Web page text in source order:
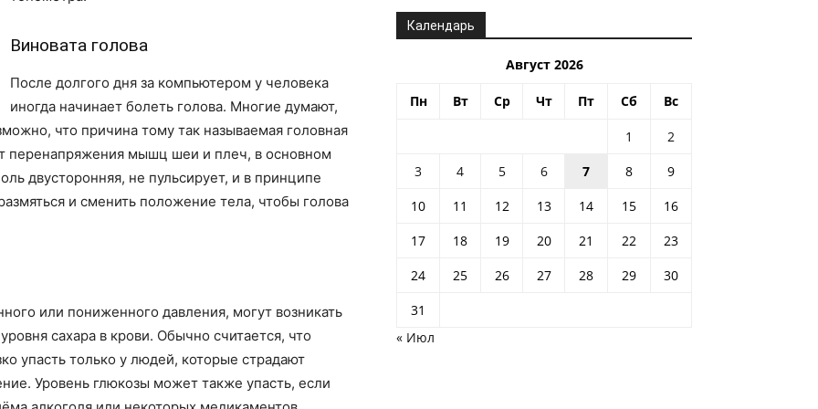
Виновата голова
После долгого дня за компьютером у человека
иногда начинает болеть голова. Многие думают,
что причина тому так называемая головная
перенапряжения мышц шеи и плеч, в основном
двусторонняя, не пульсирует, и в принципе
и сменить положение тела, чтобы голова
или пониженного давления, могут возникать
сахара в крови. Обычно считается, что
упасть только у людей, которые страдают
Уровень глюкозы может также упасть, если
Календарь
Август 2026
Пн Вт Ср Чт Пт Сб Вс
1
2
3
4 5 6 7 8
9
10
11 12 13 14 15
16
17
18 19 20 21 22
23
24
25 26 27 28 29
30
31
« Июл